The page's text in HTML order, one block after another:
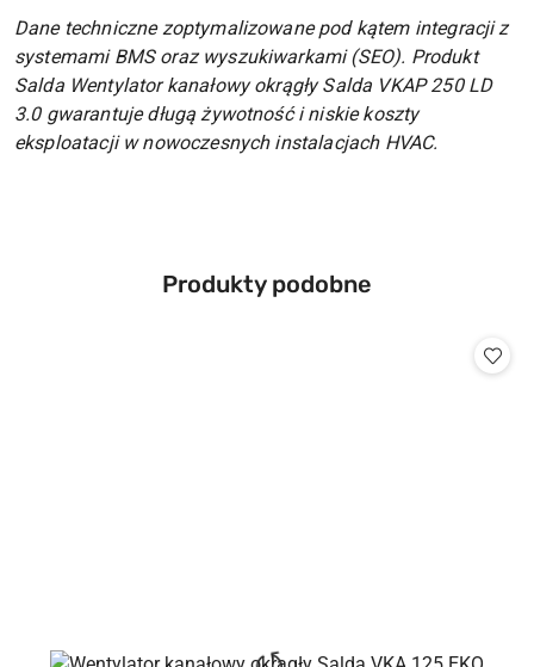
Dane techniczne zoptymalizowane pod kątem integracji z
systemami BMS oraz wyszukiwarkami (SEO). Produkt
Salda Wentylator kanałowy okrągły Salda VKAP 250 LD
3.0 gwarantuje długą żywotność i niskie koszty
eksploatacji w nowoczesnych instalacjach HVAC.
Pomiń karuzelę produktów
Produkty
Produkty podobne